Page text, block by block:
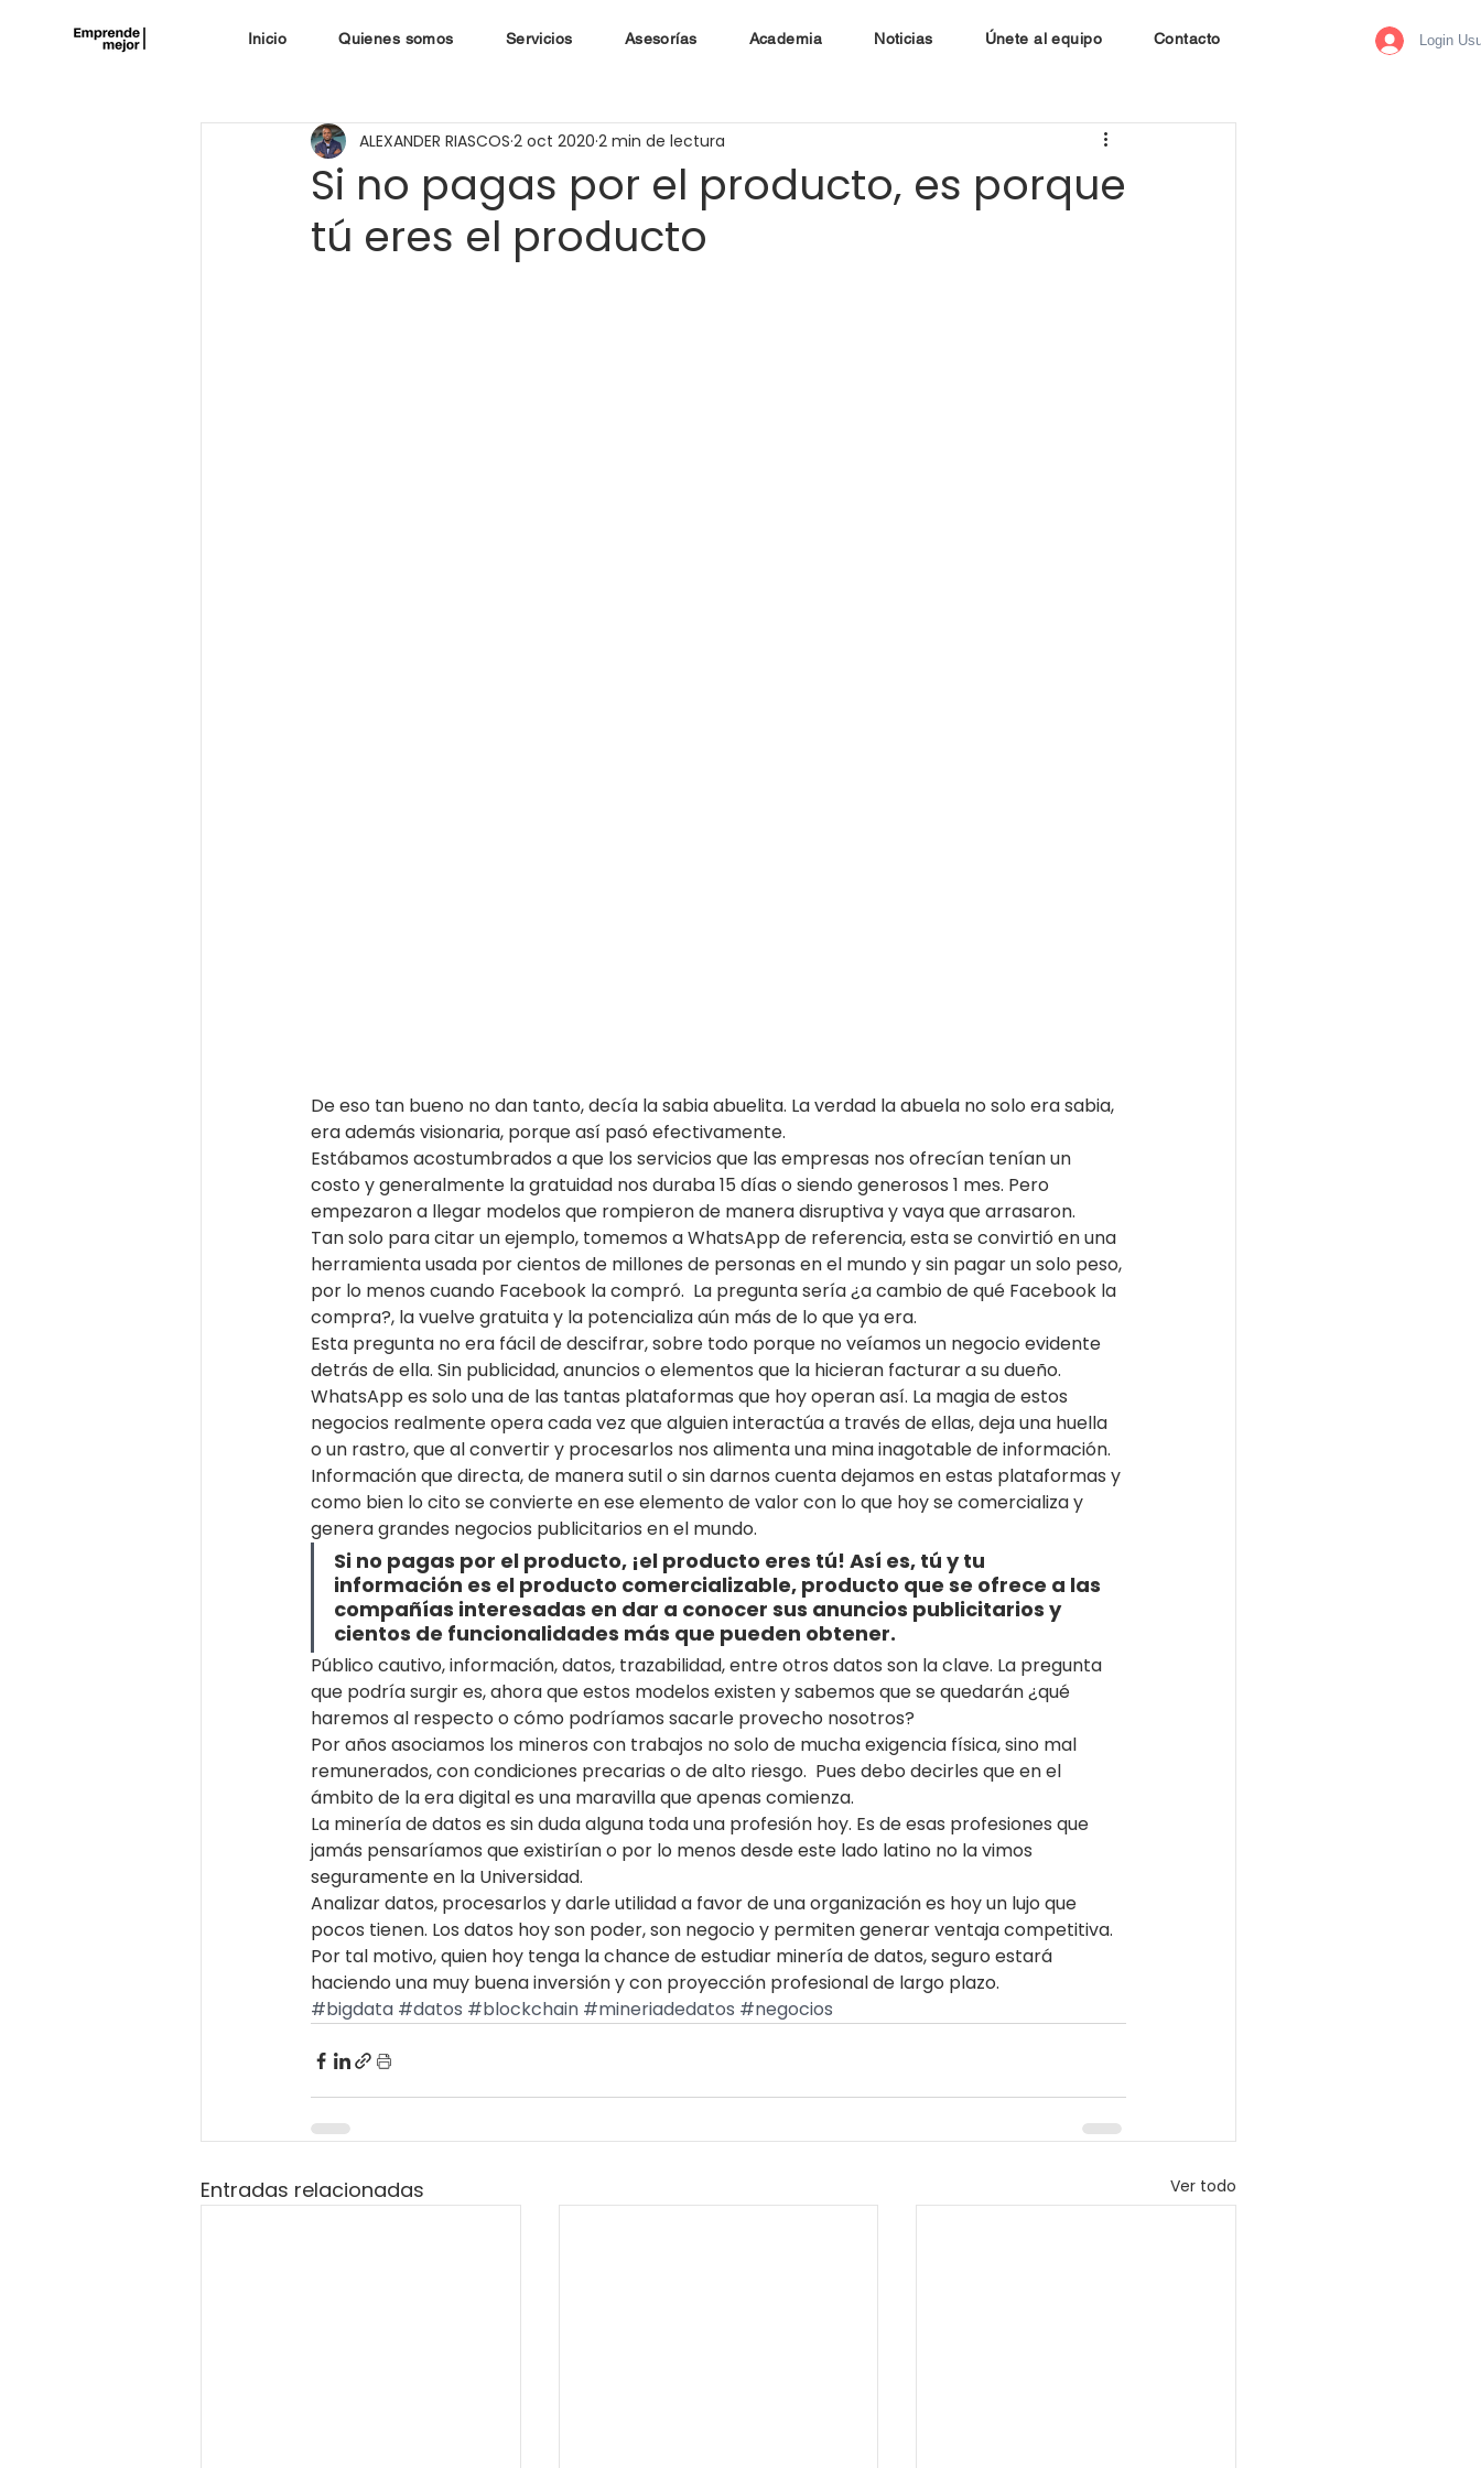
Inicio Quienes somos Servicios Asesorías Academia Noticias Únete al equipo Contacto Login
Si no pagas por el producto, es porque
tú eres el producto
ALEXANDER RIASCOS 2 oct 2020 2 min de lectura
De eso tan bueno no dan tanto, decía la sabia abuelita. La verdad la abuela no solo era sabia,
era además visionaria, porque así pasó efectivamente.
Estábamos acostumbrados a que los servicios que las empresas nos ofrecían tenían un
costo y generalmente la gratuidad nos duraba 15 días o siendo generosos 1 mes. Pero
empezaron a llegar modelos que rompieron de manera disruptiva y vaya que arrasaron.
Tan solo para citar un ejemplo, tomemos a WhatsApp de referencia, esta se convirtió en una
herramienta usada por cientos de millones de personas en el mundo y sin pagar un solo peso,
por lo menos cuando Facebook la compró.  La pregunta sería ¿a cambio de qué Facebook la
compra?, la vuelve gratuita y la potencializa aún más de lo que ya era.
Esta pregunta no era fácil de descifrar, sobre todo porque no veíamos un negocio evidente
detrás de ella. Sin publicidad, anuncios o elementos que la hicieran facturar a su dueño.
WhatsApp es solo una de las tantas plataformas que hoy operan así. La magia de estos
negocios realmente opera cada vez que alguien interactúa a través de ellas, deja una huella
o un rastro, que al convertir y procesarlos nos alimenta una mina inagotable de información.
Información que directa, de manera sutil o sin darnos cuenta dejamos en estas plataformas y
como bien lo cito se convierte en ese elemento de valor con lo que hoy se comercializa y
genera grandes negocios publicitarios en el mundo.
Si no pagas por el producto, ¡el producto eres tú! Así es, tú y tu
información es el producto comercializable, producto que se ofrece a las
compañías interesadas en dar a conocer sus anuncios publicitarios y
cientos de funcionalidades más que pueden obtener.
Público cautivo, información, datos, trazabilidad, entre otros datos son la clave. La pregunta
que podría surgir es, ahora que estos modelos existen y sabemos que se quedarán ¿qué
haremos al respecto o cómo podríamos sacarle provecho nosotros?
Por años asociamos los mineros con trabajos no solo de mucha exigencia física, sino mal
remunerados, con condiciones precarias o de alto riesgo.  Pues debo decirles que en el
ámbito de la era digital es una maravilla que apenas comienza.
La minería de datos es sin duda alguna toda una profesión hoy. Es de esas profesiones que
jamás pensaríamos que existirían o por lo menos desde este lado latino no la vimos
seguramente en la Universidad.
Analizar datos, procesarlos y darle utilidad a favor de una organización es hoy un lujo que
pocos tienen. Los datos hoy son poder, son negocio y permiten generar ventaja competitiva.
Por tal motivo, quien hoy tenga la chance de estudiar minería de datos, seguro estará
haciendo una muy buena inversión y con proyección profesional de largo plazo.
#bigdata #datos #blockchain #mineriadedatos #negocios
Entradas relacionadas Ver todo